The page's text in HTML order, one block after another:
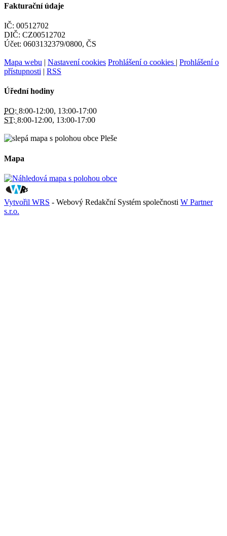
Fakturační údaje
IČ: 00512702
DIČ: CZ00512702
Účet: 0603132379/0800, ČS
Mapa webu | Nastavení cookies Prohlášení o cookies | Prohlášení o
přístupnosti | RSS
Úřední hodiny
PO: 8:00-12:00, 13:00-17:00
ST: 8:00-12:00, 13:00-17:00
Mapa
Vytvořil WRS - Webový Redakční Systém společnosti W Partner
s.r.o.